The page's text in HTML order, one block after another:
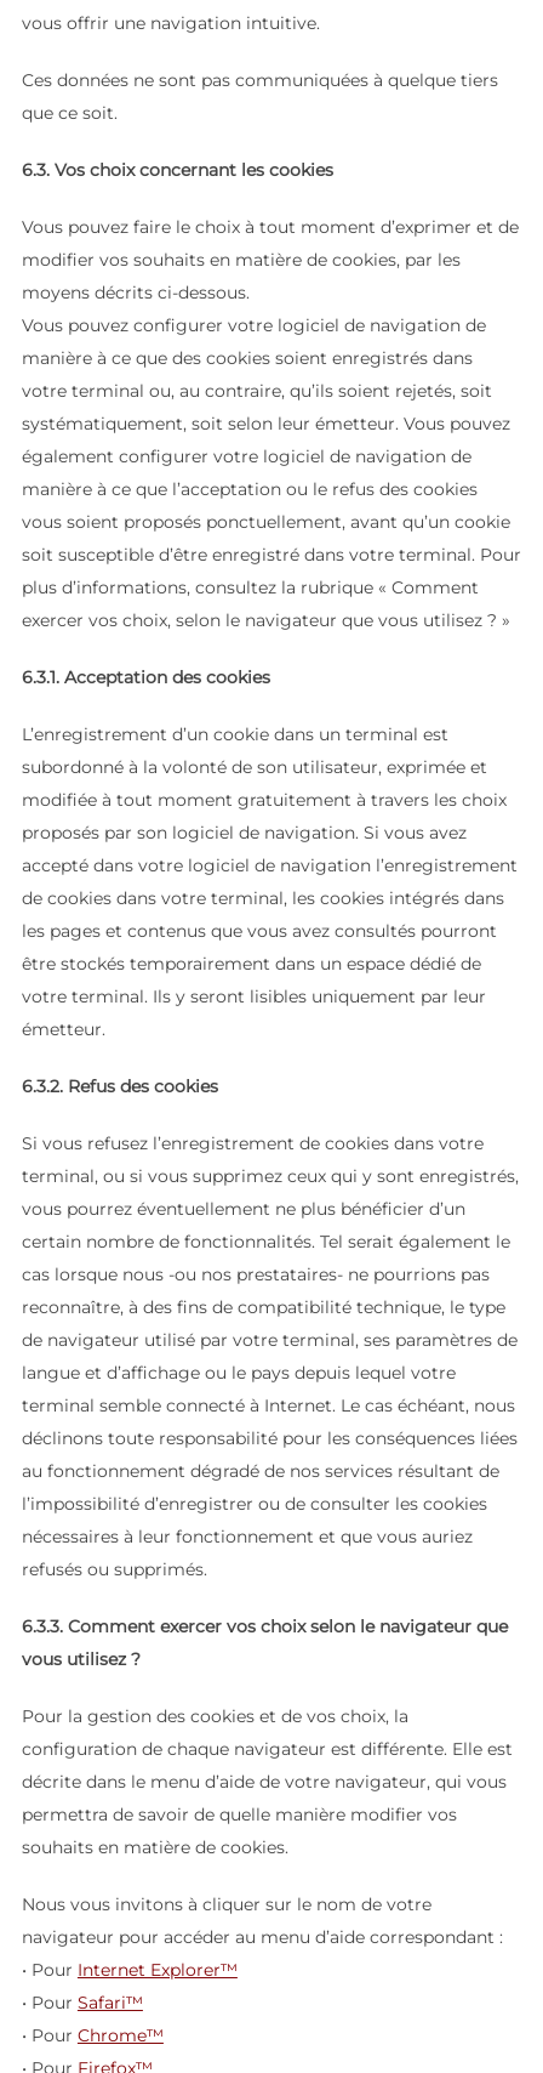
vous offrir une navigation intuitive.
Ces données ne sont pas communiquées à quelque tiers
que ce soit.
6.3. Vos choix concernant les cookies
Vous pouvez faire le choix à tout moment d’exprimer et de
modifier vos souhaits en matière de cookies, par les
moyens décrits ci-dessous.
Vous pouvez configurer votre logiciel de navigation de
manière à ce que des cookies soient enregistrés dans
votre terminal ou, au contraire, qu’ils soient rejetés, soit
systématiquement, soit selon leur émetteur. Vous pouvez
également configurer votre logiciel de navigation de
manière à ce que l’acceptation ou le refus des cookies
vous soient proposés ponctuellement, avant qu’un cookie
soit susceptible d’être enregistré dans votre terminal. Pour
plus d’informations, consultez la rubrique « Comment
exercer vos choix, selon le navigateur que vous utilisez ? »
6.3.1. Acceptation des cookies
L’enregistrement d’un cookie dans un terminal est
subordonné à la volonté de son utilisateur, exprimée et
modifiée à tout moment gratuitement à travers les choix
proposés par son logiciel de navigation. Si vous avez
accepté dans votre logiciel de navigation l’enregistrement
de cookies dans votre terminal, les cookies intégrés dans
les pages et contenus que vous avez consultés pourront
être stockés temporairement dans un espace dédié de
votre terminal. Ils y seront lisibles uniquement par leur
émetteur.
6.3.2. Refus des cookies
Si vous refusez l’enregistrement de cookies dans votre
terminal, ou si vous supprimez ceux qui y sont enregistrés,
vous pourrez éventuellement ne plus bénéficier d’un
certain nombre de fonctionnalités. Tel serait également le
cas lorsque nous -ou nos prestataires- ne pourrions pas
reconnaître, à des fins de compatibilité technique, le type
de navigateur utilisé par votre terminal, ses paramètres de
langue et d’affichage ou le pays depuis lequel votre
terminal semble connecté à Internet. Le cas échéant, nous
déclinons toute responsabilité pour les conséquences liées
au fonctionnement dégradé de nos services résultant de
l’impossibilité d’enregistrer ou de consulter les cookies
nécessaires à leur fonctionnement et que vous auriez
refusés ou supprimés.
6.3.3. Comment exercer vos choix selon le navigateur que
vous utilisez ?
Pour la gestion des cookies et de vos choix, la
configuration de chaque navigateur est différente. Elle est
décrite dans le menu d’aide de votre navigateur, qui vous
permettra de savoir de quelle manière modifier vos
souhaits en matière de cookies.
Nous vous invitons à cliquer sur le nom de votre
navigateur pour accéder au menu d’aide correspondant :
• Pour Internet Explorer™
• Pour Safari™
• Pour Chrome™
• Pour Firefox™